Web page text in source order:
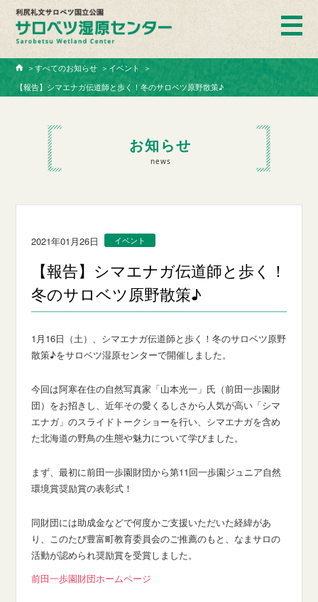
ホーム
＞すべてのお知らせ ＞ イベント ＞
【報告】シマエナガ伝道師と歩く！冬のサロベツ原野散策♪
お知らせ
news
2021年01月26日 イベント
【報告】シマエナガ伝道師と歩く！
冬のサロベツ原野散策♪
1月16日（土）、シマエナガ伝道師と歩く！冬のサロベツ原野
散策♪をサロベツ湿原センターで開催しました。
今回は阿寒在住の自然写真家「山本光一」氏（前田一歩園財
団）をお招きし、近年その愛くるしさから人気が高い「シマ
エナガ」のスライドトークショーを行い、シマエナガを含め
た北海道の野鳥の生態や魅力について学びました。
まず、最初に前田一歩園財団から第11回一歩園ジュニア自然
環境賞奨励賞の表彰式！
同財団には助成金などで何度かご支援いただいた経緯があ
り、このたび豊富町教育委員会のご推薦のもと、なまサロの
活動が認められ奨励賞を受賞しました。
前田一歩園財団ホームページ